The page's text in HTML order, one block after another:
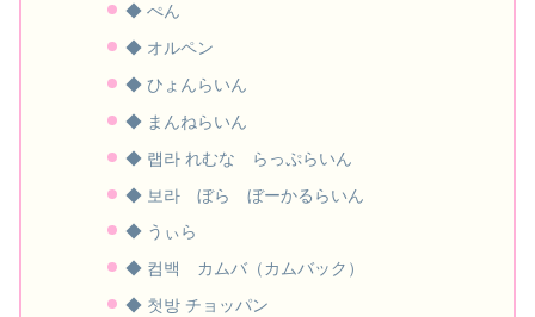
◆ ぺん
◆ オルペン
◆ ひょんらいん
◆ まんねらいん
◆ 랩라 れむな らっぷらいん
◆ 보라 ぼら ぼーかるらいん
◆ うぃら
◆ 컴백 カムバ（カムバック）
◆ 첫방 チョッパン